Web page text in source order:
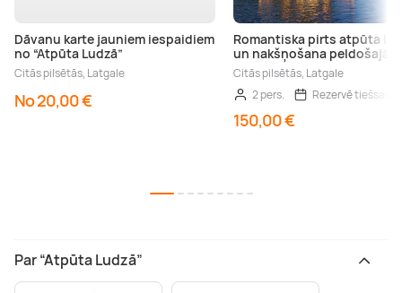
Dāvanu karte jauniem iespaidiem
no “Atpūta Ludzā”
Citās pilsētās, Latgale
No 20,00 €
Romantiska pirts atpūta
un nakšņošana peldošajā
Citās pilsētās, Latgale
2 pers.
Rezervē
150,00 €
Par “Atpūta Ludzā”